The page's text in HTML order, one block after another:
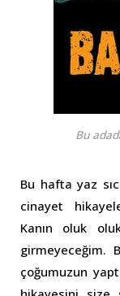
Bu
Bu hafta yaz
cinayet
Kanın oluk
girmeyeceğim.
çoğumuzun